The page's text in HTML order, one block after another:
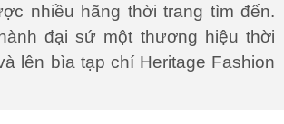
nhiều hãng thời trang tìm đến.
đại sứ một thương hiệu thời
lên bìa tạp chí Heritage Fashion